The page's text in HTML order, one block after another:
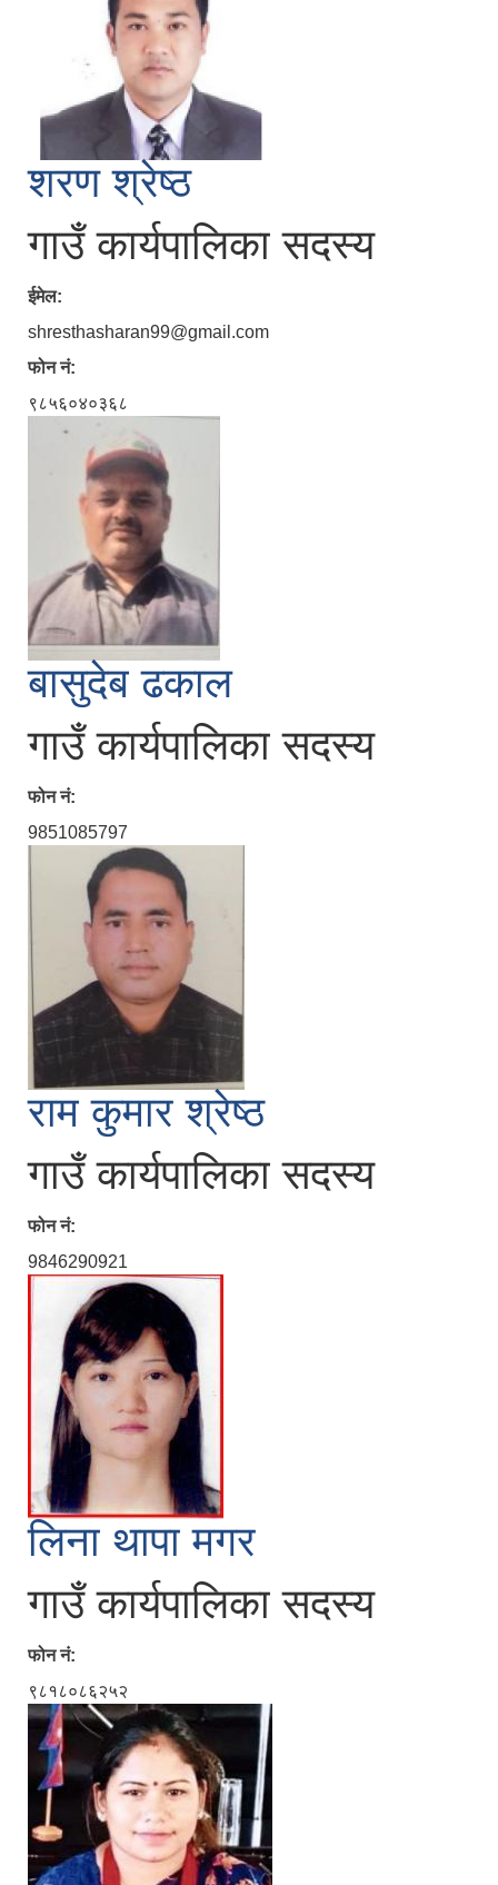
शरण श्रेष्ठ
गाउँ कार्यपालिका सदस्य
ईमेल:
shresthasharan99@gmail.com
फोन नं:
९८५६०४०३६८
बासुदेब ढकाल
गाउँ कार्यपालिका सदस्य
फोन नं:
9851085797
राम कुमार श्रेष्ठ
गाउँ कार्यपालिका सदस्य
फोन नं:
9846290921
लिना थापा मगर
गाउँ कार्यपालिका सदस्य
फोन नं:
९८१८०८६२५२